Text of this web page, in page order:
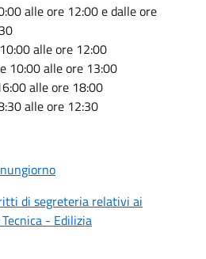
alle ore 12:00 e dalle ore
alle ore 12:00
10:00 alle ore 13:00
alle ore 18:00
alle ore 12:30
di segreteria relativi ai
- Edilizia